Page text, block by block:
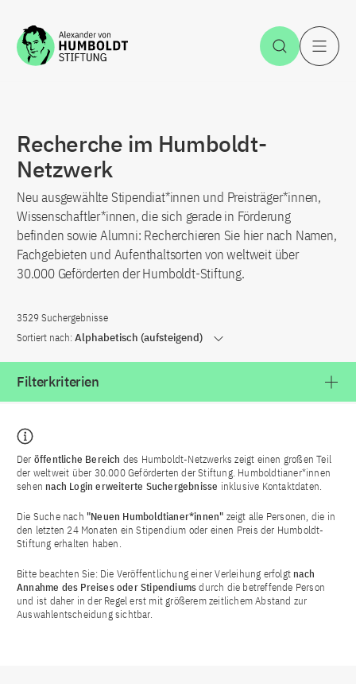
Zum Inhalt springen Suche
Recherche im Humboldt-
Netzwerk
Neu ausgewählte Stipendiat*innen und Preisträger*innen,
Wissenschaftler*innen, die sich gerade in Förderung
befinden sowie Alumni: Recherchieren Sie hier nach Namen,
Fachgebieten und Aufenthaltsorten von weltweit über
30.000 Geförderten der Humboldt-Stiftung.
3529 Suchergebnisse
Sortiert nach: Alphabetisch (aufsteigend)
Filterkriterien
Der öffentliche Bereich des Humboldt-Netzwerks zeigt einen großen Teil
der weltweit über 30.000 Geförderten der Stiftung. Humboldtianer*innen
sehen nach Login erweiterte Suchergebnisse inklusive Kontaktdaten.
Die Suche nach "Neuen Humboldtianer*innen" zeigt alle Personen, die in
den letzten 24 Monaten ein Stipendium oder einen Preis der Humboldt-
Stiftung erhalten haben.
Bitte beachten Sie: Die Veröffentlichung einer Verleihung erfolgt nach
Annahme des Preises oder Stipendiumsdurch die betreffende Person
und ist daher in der Regel erst mit größerem zeitlichem Abstand zur
Auswahlentscheidung sichtbar.